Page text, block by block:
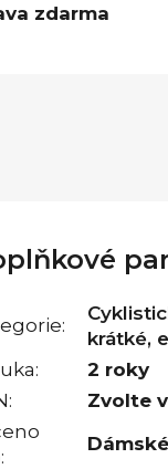
zdarma
:
krátké,
:
2 roky
:
Zvolte
:
Dámské